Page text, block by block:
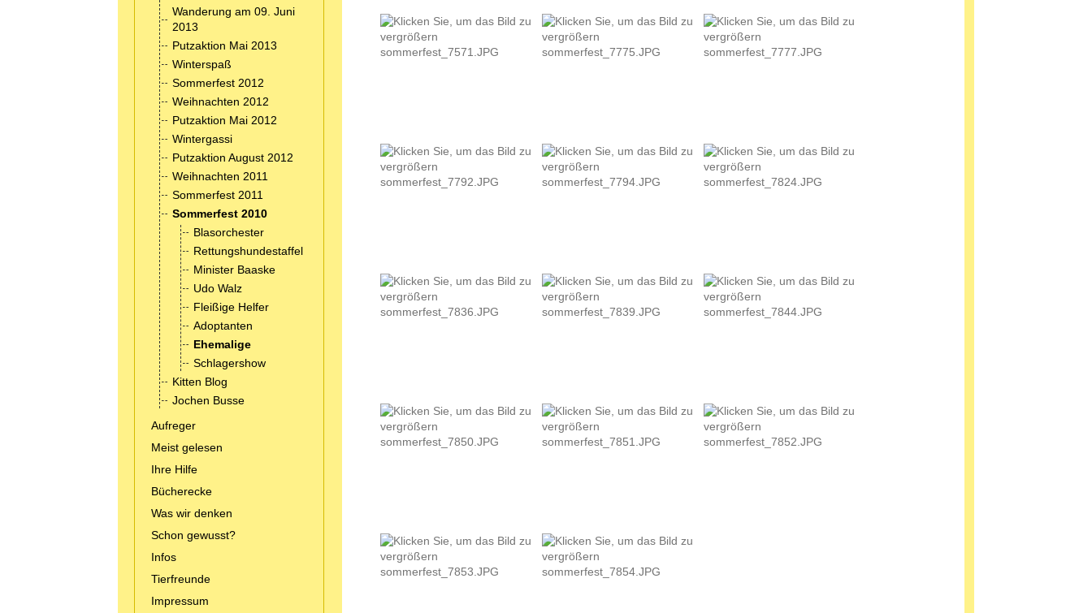
Wanderung am 09. Juni
2013
Putzaktion Mai 2013
Winterspaß
Sommerfest 2012
Weihnachten 2012
Putzaktion Mai 2012
Wintergassi
Putzaktion August 2012
Weihnachten 2011
Sommerfest 2011
Sommerfest 2010
Blasorchester
Rettungshundestaffel
Minister Baaske
Udo Walz
Fleißige Helfer
Adoptanten
Ehemalige
Schlagershow
Kitten Blog
Jochen Busse
Aufreger
Meist gelesen
Ihre Hilfe
Bücherecke
Was wir denken
Schon gewusst?
Infos
Tierfreunde
Impressum